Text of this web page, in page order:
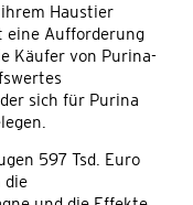
Haustier
eine Aufforderung
Käufer von Purina-
sich für Purina
597 Tsd. Euro
die